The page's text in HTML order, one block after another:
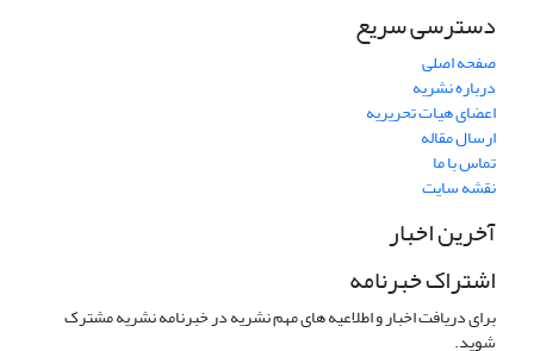
دسترسی سریع
صفحه اصلی
درباره نشریه
اعضای هیات تحریریه
ارسال مقاله
تماس با ما
نقشه سایت
آخرین اخبار
اشتراک خبرنامه
برای دریافت اخبار و اطلاعیه های مهم نشریه در خبرنامه نشریه مشترک
شوید.